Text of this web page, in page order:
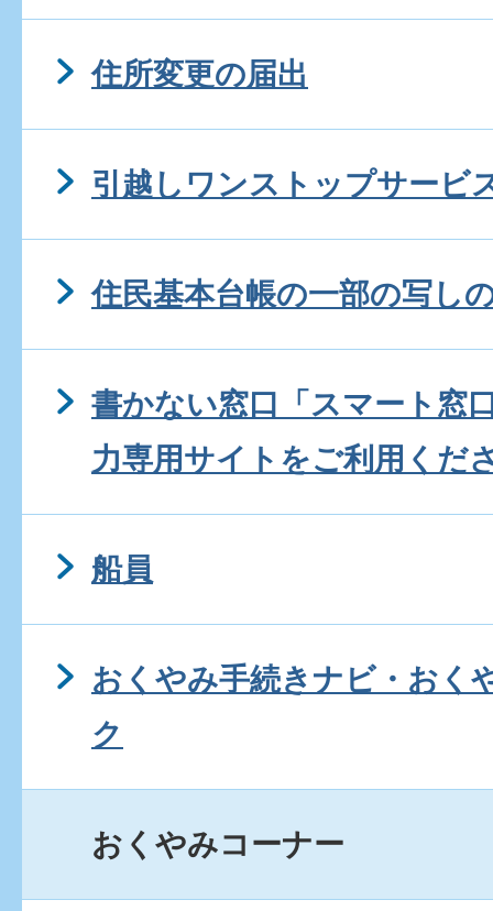
住所変更の届出
引越しワンストップサービ
住民基本台帳の一部の写し
書かない窓口「スマート窓
力専用サイトをご利用くだ
船員
おくやみ手続きナビ・おく
ク
おくやみコーナー